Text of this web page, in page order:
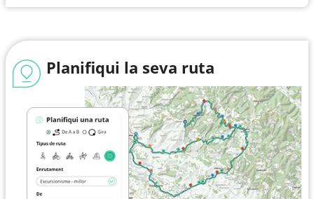
Planifiqui la seva ruta